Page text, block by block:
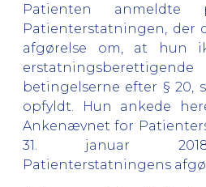
Patienten anmeldte
Patienterstatningen, der
afgørelse om, at hun
betingelserne efter § 20,
opfyldt. Hun ankede
Ankenævnet for
31. januar
Patienterstatningens